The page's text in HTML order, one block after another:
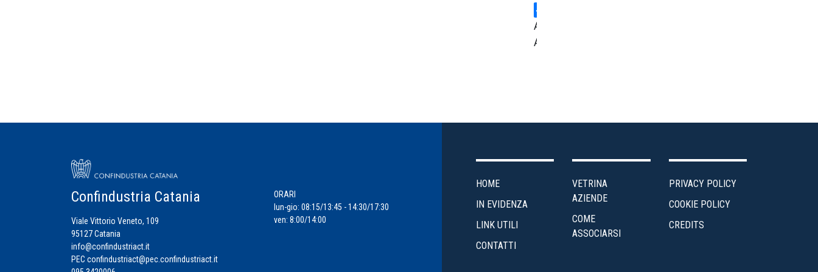
Area
Amministrativa
Credito
Energia
d'Impresa
Confindustria Catania
Viale Vittorio Veneto, 109
95127 Catania
info@confindustriact.it
PEC confindustriact@pec.confindustriact.it
ORARI
lun-gio: 08:15/13:45 - 14:30/17:30
ven: 8:00/14:00
HOME
IN EVIDENZA
LINK UTILI
CONTATTI
VETRINA
AZIENDE
COME
ASSOCIARSI
PRIVACY POLICY
COOKIE POLICY
CREDITS